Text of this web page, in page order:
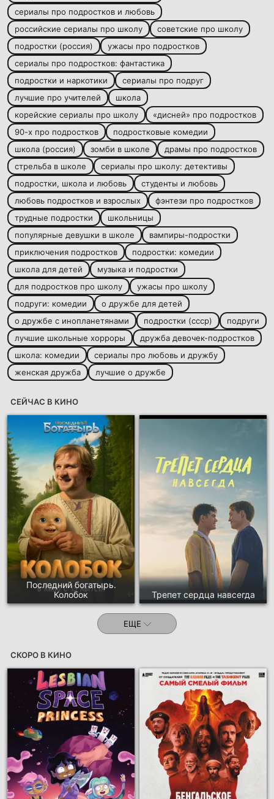
сериалы про подростков и любовь
российские сериалы про школу
советские про школу
подростки (россия)
ужасы про подростков
сериалы про подростков: фантастика
подростки и наркотики
сериалы про подруг
лучшие про учителей
школа
корейские сериалы про школу
«дисней» про подростков
90-х про подростков
подростковые комедии
школа (россия)
зомби в школе
драмы про подростков
стрельба в школе
сериалы про школу: детективы
подростки, школа и любовь
студенты и любовь
любовь подростков и взрослых
фэнтези про подростков
трудные подростки
школьницы
популярные девушки в школе
вампиры-подростки
приключения подростков
подростки: комедии
школа для детей
музыка и подростки
для подростков про школу
ужасы про школу
подруги: комедии
о дружбе для детей
о дружбе с инопланетянами
подростки (ссср)
подруги
лучшие школьные хорроры
дружба девочек-подростков
школа: комедии
сериалы про любовь и дружбу
женская дружба
лучшие о дружбе
СЕЙЧАС В КИНО
Последний богатырь.
Колобок
Трепет сердца навсегда
ЕЩЕ
СКОРО В КИНО